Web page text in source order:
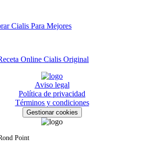
Cialis Para Mejores
Online Cialis Original
Aviso legal
Política de privacidad
Términos y condiciones
Gestionar cookies
Point